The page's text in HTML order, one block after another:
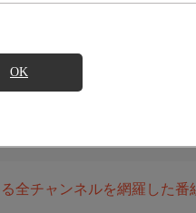
OK
全チャンネルを網羅した番